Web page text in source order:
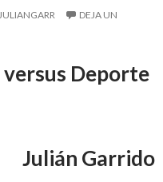
DEJA UN
Deporte
Julián Garrido